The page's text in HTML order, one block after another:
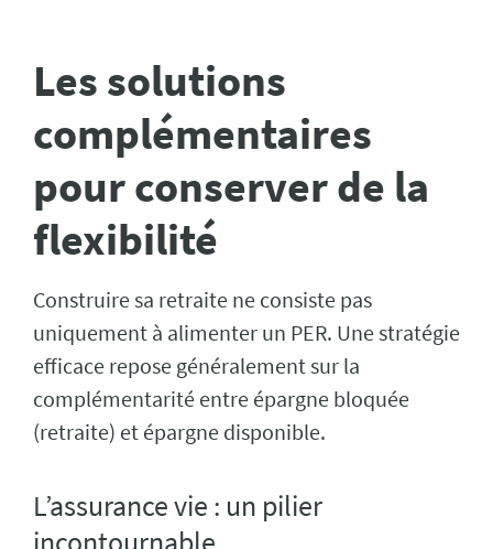
Les solutions
complémentaires
pour conserver de la
flexibilité
Construire sa retraite ne consiste pas
uniquement à alimenter un PER. Une stratégie
efficace repose généralement sur la
complémentarité entre épargne bloquée
(retraite) et épargne disponible.
L’assurance vie : un pilier
incontournable